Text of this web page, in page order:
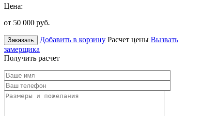
Цена:
от 50 000 руб.
Заказать Добавить в корзину Расчет цены Вызвать
замерщика
Получить расчет